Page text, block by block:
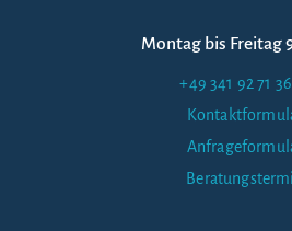
Montag bis Freitag
+49 341 92 71 36